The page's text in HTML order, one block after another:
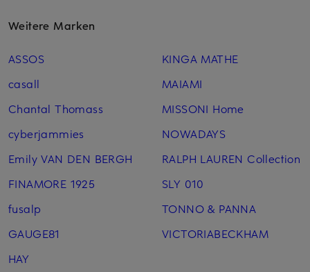
Weitere Marken
ASSOS
casall
Chantal Thomass
cyberjammies
Emily VAN DEN BERGH
FINAMORE 1925
fusalp
GAUGE81
HAY
KINGA MATHE
MAIAMI
MISSONI Home
NOWADAYS
RALPH LAUREN Collection
SLY 010
TONNO & PANNA
VICTORIABECKHAM